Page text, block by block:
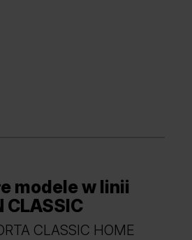
modele w linii
CLASSIC
CLASSIC HOME